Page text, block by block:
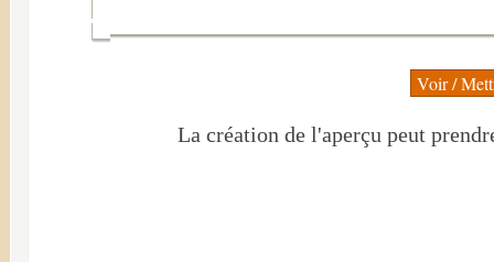
La création de l'aperçu peut